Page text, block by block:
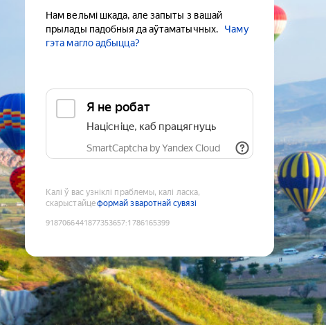
Нам вельмі шкада, але запыты з вашай
прылады падобныя да аўтаматычных.
Чаму
гэта магло адбыцца?
Я не робат
Націсніце, каб працягнуць
SmartCaptcha by Yandex Cloud
Калі ў вас узніклі праблемы, калі ласка,
скарыстайцеформай зваротнай сувязі
9187066441877353657:1786165399